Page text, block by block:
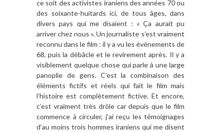
ce soit des activistes iraniens des années 70 ou
des soixante-huitards ici, de tous âges, dans
divers pays qui me disaient : « Ça aurait pu
arriver chez nous ». Un journaliste s’est vraiment
reconnu dans le film : il y a vu les événements de
68, puis la débâcle et le revirement après. Il y a
visiblement quelque chose qui parle à une large
panoplie de gens. C’est la combinaison des
éléments fictifs et réels qui fait le film mais
l’histoire est complètement fictive. Et encore,
c’est vraiment très drôle car depuis que le film
commence à circuler, j’ai reçu les témoignages
d’au moins trois hommes iraniens qui me disent